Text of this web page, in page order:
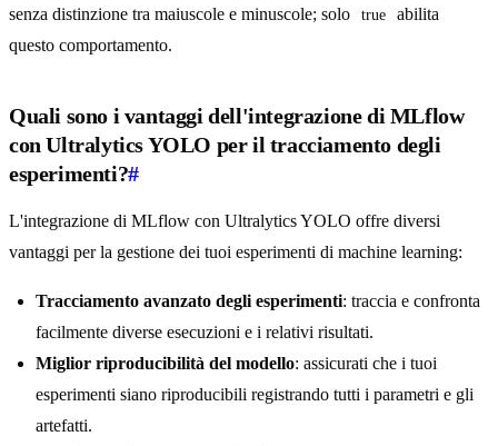
senza distinzione tra maiuscole e minuscole; solo
true
abilita
questo comportamento.
Quali sono i vantaggi dell'integrazione di MLflow
con Ultralytics YOLO per il tracciamento degli
esperimenti?#
L'integrazione di MLflow con Ultralytics YOLO offre diversi
vantaggi per la gestione dei tuoi esperimenti di machine learning:
Tracciamento avanzato degli esperimenti: traccia e confronta
facilmente diverse esecuzioni e i relativi risultati.
Miglior riproducibilità del modello: assicurati che i tuoi
esperimenti siano riproducibili registrando tutti i parametri e gli
artefatti.